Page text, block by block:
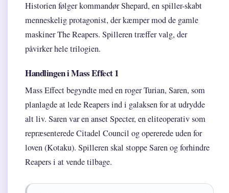
Historien følger kommandør Shepard, en spiller-skabt
menneskelig protagonist, der kæmper mod de gamle
maskiner The Reapers. Spilleren træffer valg, der
påvirker hele trilogien.
Handlingen i Mass Effect 1
Mass Effect begyndte med en roger Turian, Saren, som
planlagde at lede Reapers ind i galaksen for at udrydde
alt liv. Saren var en anset Specter, en eliteoperativ som
repræsenterede Citadel Council og opererede uden for
loven (Kotaku). Spilleren skal stoppe Saren og forhindre
Reapers i at vende tilbage.